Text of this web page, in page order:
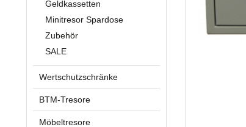
Geldkassetten
Minitresor Spardose
Zubehör
SALE
Wertschutzschränke
BTM-Tresore
Möbeltresore